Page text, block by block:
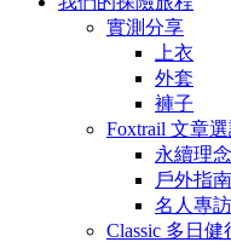
實測分享
上衣
外套
褲子
Foxtrail 文章
永續理念
戶外指南
名人專訪
Classic 多日健